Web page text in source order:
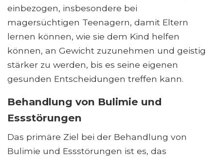
einbezogen, insbesondere bei
magersüchtigen Teenagern, damit Eltern
lernen können, wie sie dem Kind helfen
können, an Gewicht zuzunehmen und geistig
stärker zu werden, bis es seine eigenen
gesunden Entscheidungen treffen kann.
Behandlung von Bulimie und
Essstörungen
Das primäre Ziel bei der Behandlung von
Bulimie und Essstörungen ist es, das